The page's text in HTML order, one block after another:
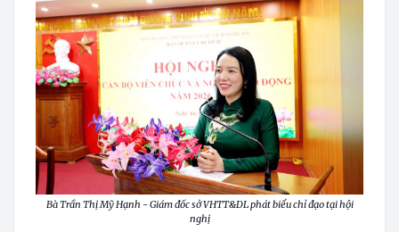
Bà Trần Thị Mỹ Hạnh - Giám đốc sở VHTT&DL phát biểu chỉ đạo tại hội
nghị